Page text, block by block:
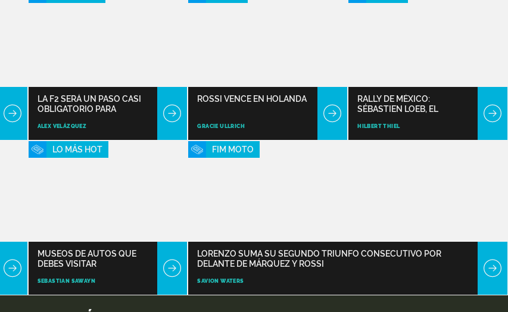
LA F2 SERÁ UN PASO CASI
OBLIGATORIO PARA
ALEX VELÁZQUEZ
ROSSI VENCE EN HOLANDA
GRACIE ULLRICH
RALLY DE MÉXICO:
SÉBASTIEN LOEB, EL
HILBERT THIEL
LO MÁS HOT
MUSEOS DE AUTOS QUE
DEBES VISITAR
SEBASTIAN SAWAYN
FIM MOTO
LORENZO SUMA SU SEGUNDO TRIUNFO CONSECUTIVO POR
DELANTE DE MÁRQUEZ Y ROSSI
SAVION WATERS